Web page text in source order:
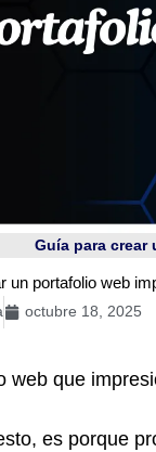
Guía para
un portafolio web
octubre 18, 2025
web que
es porque